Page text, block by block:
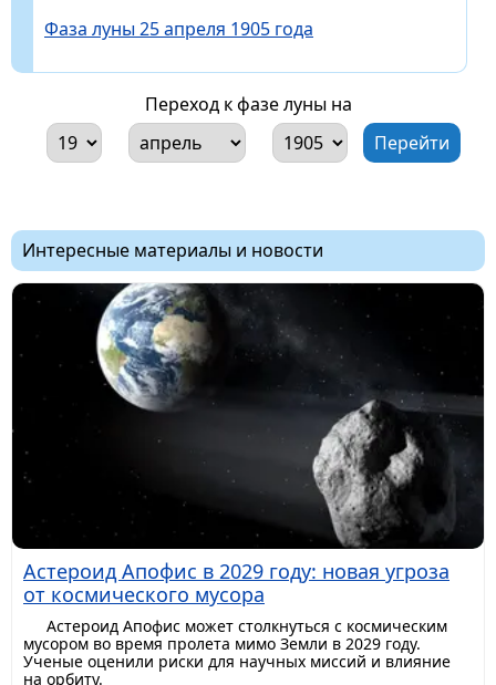
Фаза луны 25 апреля 1905 года
Переход к фазе луны на
Интересные материалы и новости
Астероид Апофис в 2029 году: новая угроза
от космического мусора
Астероид Апофис может столкнуться с космическим
мусором во время пролета мимо Земли в 2029 году.
Ученые оценили риски для научных миссий и влияние
на орбиту.